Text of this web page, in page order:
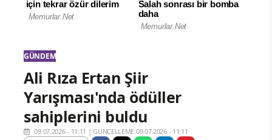
GÜNDEM
Ali Rıza Ertan Şiir
Yarışması'nda ödüller
sahiplerini buldu
09.07.2026 - 11:11 |GÜNCELLEME:09.07.2026 - 11:11